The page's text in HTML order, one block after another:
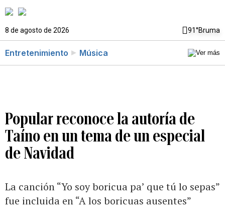
8 de agosto de 2026 91°Bruma
Entretenimiento Música
Popular reconoce la autoría de
Taíno en un tema de un especial
de Navidad
La canción “Yo soy boricua pa’ que tú lo sepas”
fue incluida en “A los boricuas ausentes”